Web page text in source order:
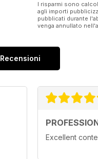
I risparmi sono
agli importi
pubblicati durante
venga annullato
Recensioni
Excellent